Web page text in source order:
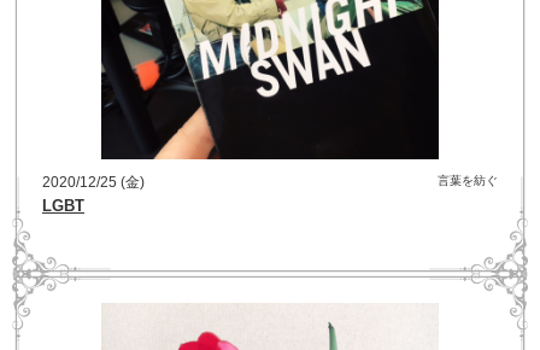
2020/12/25 (金) 言葉を紡ぐ
LGBT